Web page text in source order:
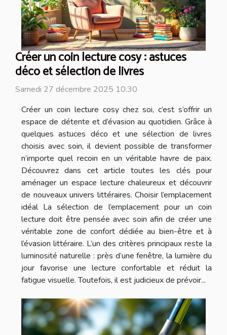
Créer un coin lecture cosy : astuces
déco et sélection de livres
Samedi 27 décembre 2025 10:30
Créer un coin lecture cosy chez soi, c’est s’offrir un
espace de détente et d’évasion au quotidien. Grâce à
quelques astuces déco et une sélection de livres
choisis avec soin, il devient possible de transformer
n’importe quel recoin en un véritable havre de paix.
Découvrez dans cet article toutes les clés pour
aménager un espace lecture chaleureux et découvrir
de nouveaux univers littéraires. Choisir l’emplacement
idéal La sélection de l’emplacement pour un coin
lecture doit être pensée avec soin afin de créer une
véritable zone de confort dédiée au bien-être et à
l’évasion littéraire. L’un des critères principaux reste la
luminosité naturelle : près d’une fenêtre, la lumière du
jour favorise une lecture confortable et réduit la
fatigue visuelle. Toutefois, il est judicieux de prévoir...